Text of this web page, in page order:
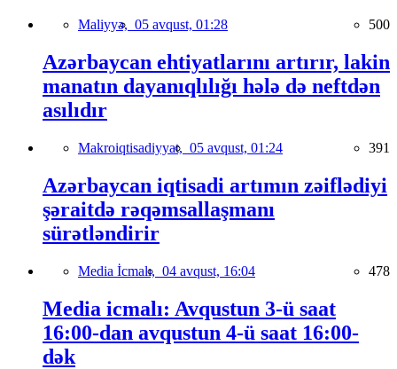
Maliyyə, 05 avqust, 01:28 500
Azərbaycan ehtiyatlarını artırır, lakin
manatın dayanıqlılığı hələ də neftdən
asılıdır
Makroiqtisadiyyat, 05 avqust, 01:24 391
Azərbaycan iqtisadi artımın zəiflədiyi
şəraitdə rəqəmsallaşmanı
sürətləndirir
Media İcmalı, 04 avqust, 16:04 478
Media icmalı: Avqustun 3-ü saat
16:00-dan avqustun 4-ü saat 16:00-
dək